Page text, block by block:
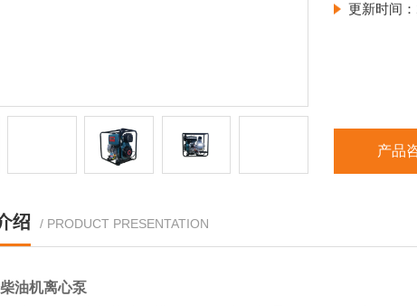
更新时间：
产品
绍 / PRODUCT PRESENTATION
油机离心泵